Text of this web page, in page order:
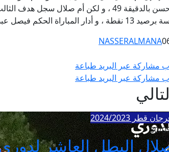
و بمساعدة كلا من سامي مأمون و فيصل عبدالوهاب .
NASSERALMANA
مشاركة عبر البريد طباعة
مشاركة عبر البريد طباعة
قطر 2024/2023
30/
البطل العاشر لدوري